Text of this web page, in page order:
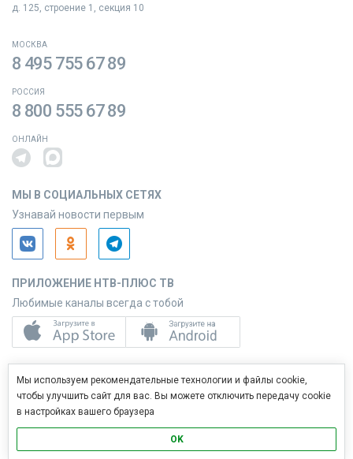
д. 125, строение 1, секция 10
МОСКВА
8 495 755 67 89
РОССИЯ
8 800 555 67 89
ОНЛАЙН
МЫ В СОЦИАЛЬНЫХ СЕТЯХ
Узнавай новости первым
ПРИЛОЖЕНИЕ НТВ-ПЛЮС ТВ
Любимые каналы всегда с тобой
Управляй услугами с телефона
Мы используем рекомендательные технологии и файлы cookie,
чтобы улучшить сайт для вас. Вы можете отключить передачу cookie
в настройках вашего браузера
OK